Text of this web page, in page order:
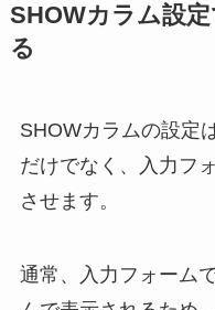
SHOWカラム設
る
SHOWカラムの設定
だけでなく、入力フ
させます。
通常、入力フォーム